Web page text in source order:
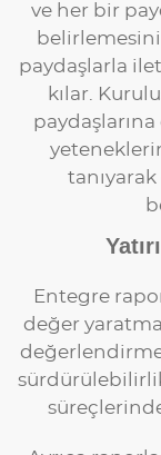
ve her bir
paydaşlarla
kılar.
Entegre
değer
sürdürülebilirlik